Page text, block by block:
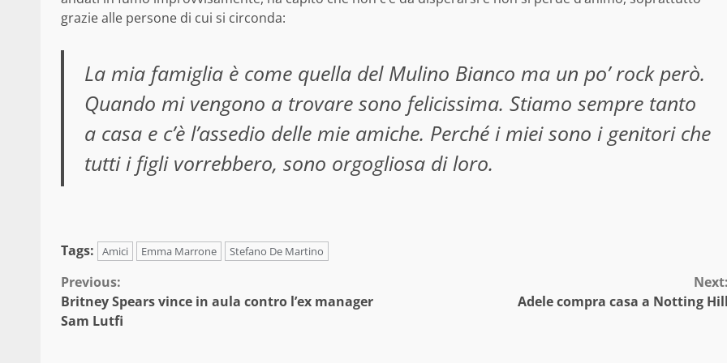
grazie alle persone di cui si circonda:
La mia famiglia è come quella del Mulino Bianco ma un po’ rock però.
Quando mi vengono a trovare sono felicissima. Stiamo sempre tanto
a casa e c’è l’assedio delle mie amiche. Perché i miei sono i genitori che
tutti i figli vorrebbero, sono orgogliosa di loro.
Tags: Amici Emma Marrone Stefano De Martino
Continue
Reading
Previous:
Britney Spears vince in aula contro l’ex manager
Sam Lutfi
Adele compra casa a Notting